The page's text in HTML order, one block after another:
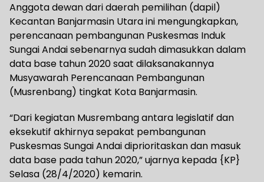
Anggota dewan dari daerah pemilihan (dapil)
Kecantan Banjarmasin Utara ini mengungkapkan,
perencanaan pembangunan Puskesmas Induk
Sungai Andai sebenarnya sudah dimasukkan dalam
data base tahun 2020 saat dilaksanakannya
Musyawarah Perencanaan Pembangunan
(Musrenbang) tingkat Kota Banjarmasin.
“Dari kegiatan Musrembang antara legislatif dan
eksekutif akhirnya sepakat pembangunan
Puskesmas Sungai Andai diprioritaskan dan masuk
data base pada tahun 2020,” ujarnya kepada {KP}
Selasa (28/4/2020) kemarin.